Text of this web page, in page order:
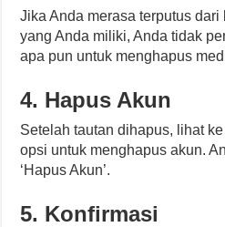
Jika Anda merasa terputus dari
yang Anda miliki, Anda tidak
apa pun untuk menghapus
4. Hapus Akun
Setelah tautan dihapus, lihat
opsi untuk menghapus akun.
‘Hapus Akun’.
5. Konfirmasi